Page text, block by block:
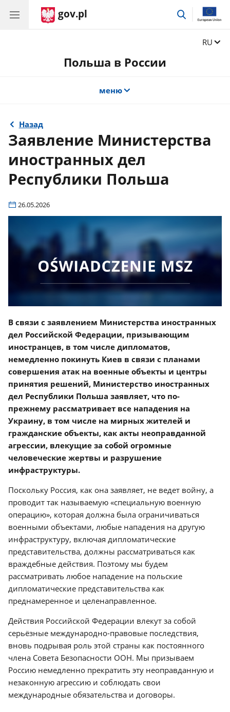
gov.pl поиск
RU
Польша в России
меню
Назад
Заявление Министерства
иностранных дел
Республики Польша
26.05.2026
В связи с заявлением Министерства иностранных
дел Российской Федерации, призывающим
иностранцев, в том числе дипломатов,
немедленно покинуть Киев в связи с планами
совершения атак на военные объекты и центры
принятия решений, Министерство иностранных
дел Республики Польша заявляет, что по-
прежнему рассматривает все нападения на
Украину, в том числе на мирных жителей и
гражданские объекты, как акты неоправданной
агрессии, влекущие за собой огромные
человеческие жертвы и разрушение
инфраструктуры.
Поскольку Россия, как она заявляет, не ведет войну, а
проводит так называемую «специальную военную
операцию», которая должна была ограничиваться
военными объектами, любые нападения на другую
инфраструктуру, включая дипломатические
представительства, должны рассматриваться как
враждебные действия. Поэтому мы будем
рассматривать любое нападение на польские
дипломатические представительства как
преднамеренное и целенаправленное.
Действия Российской Федерации влекут за собой
серьёзные международно-правовые последствия,
вновь подрывая роль этой страны как постоянного
члена Совета Безопасности ООН. Мы призываем
Россию немедленно прекратить эту неоправданную и
незаконную агрессию и соблюдать свои
международные обязательства и договоры.